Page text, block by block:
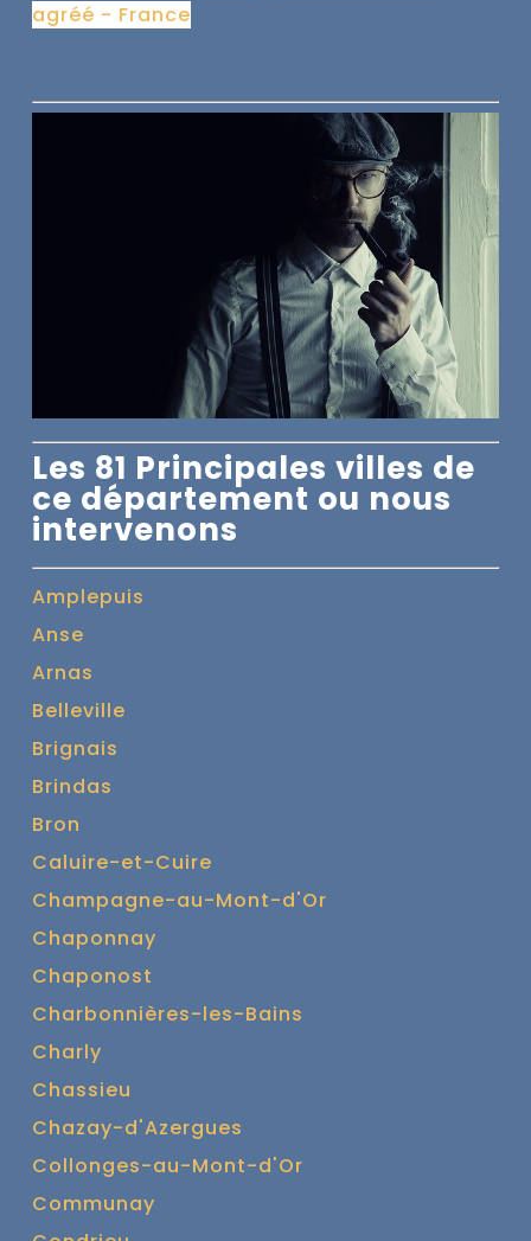
agréé - France
Les 81 Principales villes de
ce département ou nous
intervenons
Amplepuis
Anse
Arnas
Belleville
Brignais
Brindas
Bron
Caluire-et-Cuire
Champagne-au-Mont-d'Or
Chaponnay
Chaponost
Charbonnières-les-Bains
Charly
Chassieu
Chazay-d'Azergues
Collonges-au-Mont-d'Or
Communay